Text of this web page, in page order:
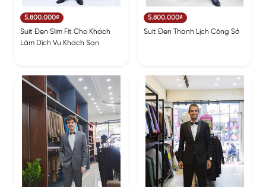
5.800.000₫
Suit Đen Slim Fit Cho Khách
Làm Dịch Vụ Khách Sạn
5.800.000₫
Suit Đen Thanh Lịch Công Sở